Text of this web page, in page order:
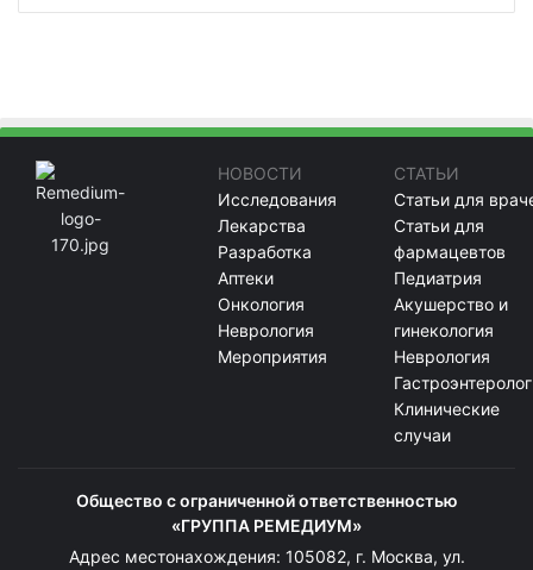
НОВОСТИ
Исследования
Лекарства
Разработка
Аптеки
Онкология
Неврология
Мероприятия
СТАТЬИ
Статьи для
Статьи для
фармацевтов
Педиатрия
Акушерство и
гинекология
Неврология
Клинические
случаи
Общество с ограниченной ответственностью
«ГРУППА РЕМЕДИУМ»
Адрес местонахождения: 105082, г. Москва, ул.